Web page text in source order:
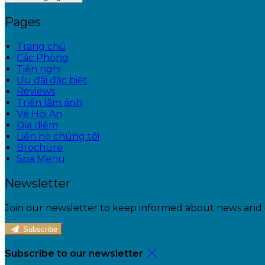
Pages
Trang chủ
Các Phòng
Tiện nghi
Ưu đãi đặc biệt
Reviews
Triển lãm ảnh
Về Hội An
Địa điểm
Liên hệ chúng tôi
Brochure
Spa Menu
Newsletter
Join our newsletter to keep informed about news and
Subscribe
Subscribe to our newsletter